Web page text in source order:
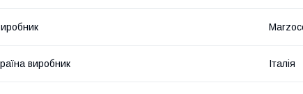
виробник Італія